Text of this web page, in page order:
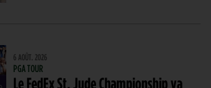
6 AOÛT. 2026
PGA TOUR
Le FedEx St. Jude Championship va